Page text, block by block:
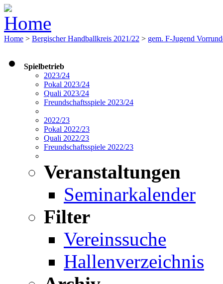
Home > Bergischer Handballkreis 2021/22 > gem. F-Jugend
Spielbetrieb
2023/24
Pokal 2023/24
Quali 2023/24
Freundschaftsspiele 2023/24
2022/23
Pokal 2022/23
Quali 2022/23
Freundschaftsspiele 2022/23
Veranstaltungen
Seminarkalender
Filter
Vereinssuche
Hallenverzeichnis